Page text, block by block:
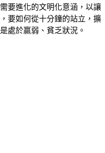
要進化的文明化意涵，以讓
要如何從十分鐘的站立，擴
處於羸弱、貧乏狀況。